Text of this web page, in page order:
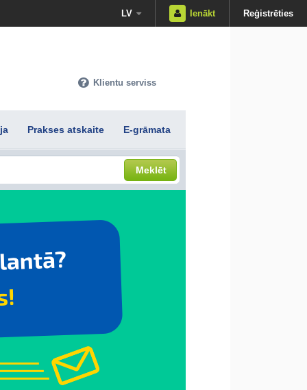
LV Ienākt Reģistrēties
Klientu serviss
Prakses atskaite E-grāmata
Meklēt